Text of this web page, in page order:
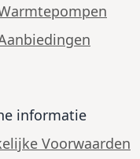
informatie
Voorwaarden